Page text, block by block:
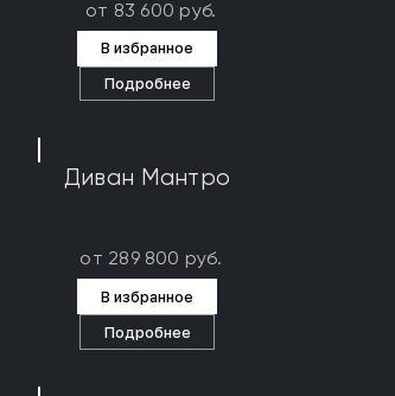
от 83 600 руб.
В избранное
Подробнее
Диван Мантро
от 289 800 руб.
В избранное
Подробнее